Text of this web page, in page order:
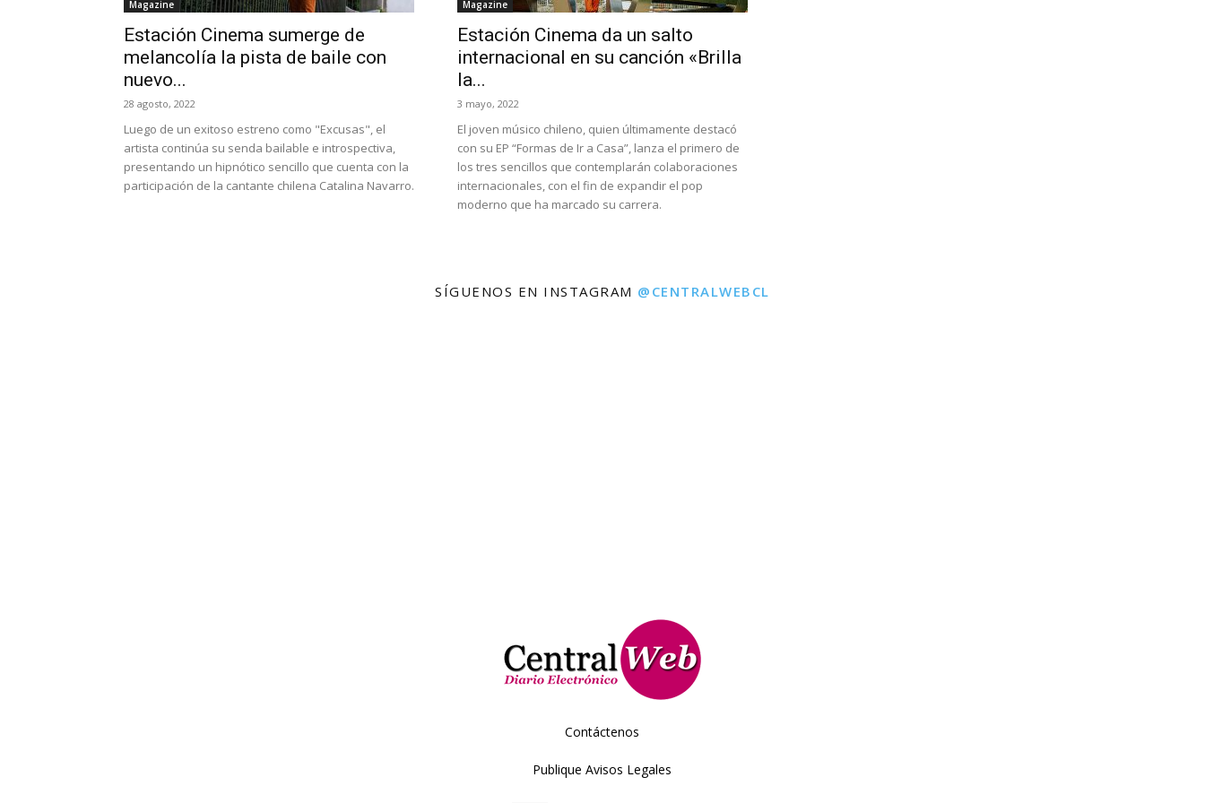
Magazine
Estación Cinema sumerge de
melancolía la pista de baile con
nuevo...
28 agosto, 2022
Luego de un exitoso estreno como "Excusas", el
artista continúa su senda bailable e introspectiva,
presentando un hipnótico sencillo que cuenta con la
participación de la cantante chilena Catalina Navarro.
Magazine
Estación Cinema da un salto
internacional en su canción «Brilla
la...
3 mayo, 2022
El joven músico chileno, quien últimamente destacó
con su EP “Formas de Ir a Casa”, lanza el primero de
los tres sencillos que contemplarán colaboraciones
internacionales, con el fin de expandir el pop
moderno que ha marcado su carrera.
SÍGUENOS EN INSTAGRAM @CENTRALWEBCL
Contáctenos
Publique Avisos Legales